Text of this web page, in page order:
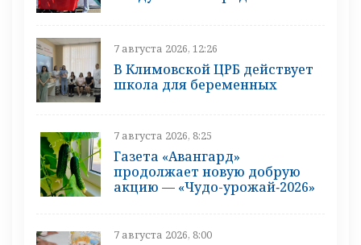
7 августа 2026, 12:26
В Климовской ЦРБ действует
школа для беременных
7 августа 2026, 8:25
Газета «Авангард»
продолжает новую добрую
акцию — «Чудо-урожай‑2026»
7 августа 2026, 8:00